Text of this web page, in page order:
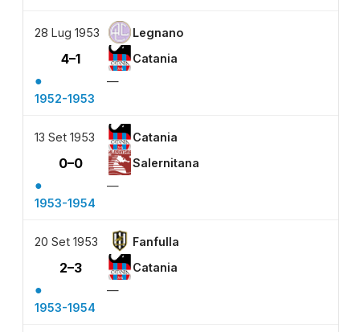
28 Lug 1953 Legnano
4–1 Catania
●
—
1952-1953
13 Set 1953 Catania
0–0 Salernitana
●
—
1953-1954
20 Set 1953 Fanfulla
2–3 Catania
●
—
1953-1954